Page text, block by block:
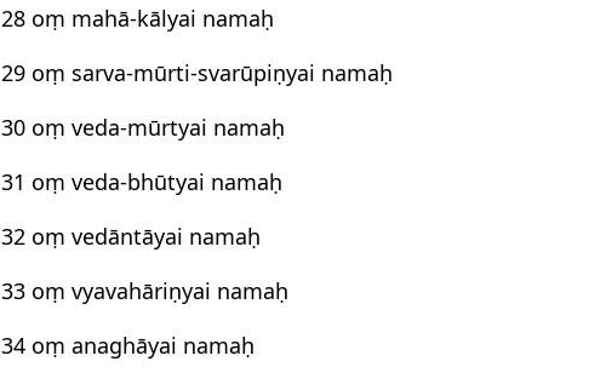
28 oṃ mahā-kālyai namaḥ
29 oṃ sarva-mūrti-svarūpiṇyai namaḥ
30 oṃ veda-mūrtyai namaḥ
31 oṃ veda-bhūtyai namaḥ
32 oṃ vedāntāyai namaḥ
33 oṃ vyavahāriṇyai namaḥ
34 oṃ anaghāyai namaḥ